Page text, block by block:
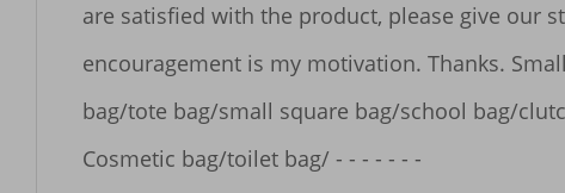
are satisfied with the product, please give our
encouragement is my motivation. Thanks.
bag/tote bag/small square bag/school bag/
Cosmetic bag/toilet bag/ - - - - - - -